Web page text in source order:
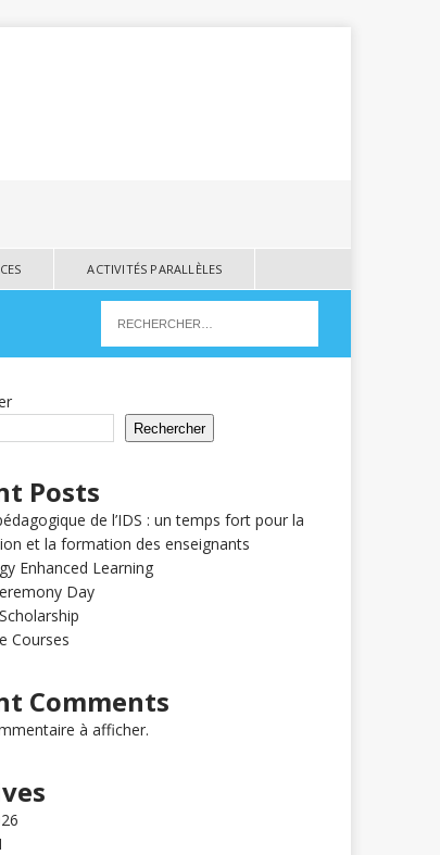
ACTIVITÉS PARALLÈLES
Rechercher
Posts
de l’IDS : un temps fort pour la
et la formation des enseignants
Enhanced Learning
Day
Courses
Comments
à afficher.